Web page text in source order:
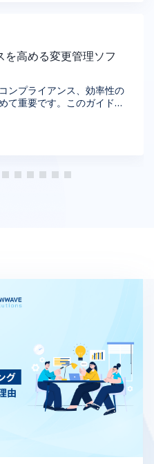
で機能的なインターフェー
シカゴの多様な市場は、UI
え、シカゴのUIデザイナー
ューションを作成するよう
デザインは、多様なデジ
やすいインターフェースを
ンのトレンドを常に把握
ンの重要な原則 効果的な
焦点を当てることが多いで
。組み込み用のシカゴのUI
ックが重要です。シカゴの
タラクティブなデザインを
ティ：障害を持つユーザ
クセスできるインターフェ
カゴの包摂的なテクノロジ
視覚的階層：良いUIデザ
高める変更管理ソフ
ンプライアンス、効率性の
て重要です。このガイドで
るためのMOCソフトウェ
フトウェアは、業務上、手
安全性管理：プロセス安
シデント管理：多くの場
を支援します。石油・ガ
高い部門など、変更が重大
界には不可欠です。 産業
更管理ソフトウェアは、変
らに強化し、手続き変更管
管理ツールは、スムーズな